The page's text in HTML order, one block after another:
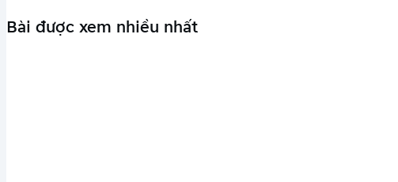
Bài được xem nhiều nhất